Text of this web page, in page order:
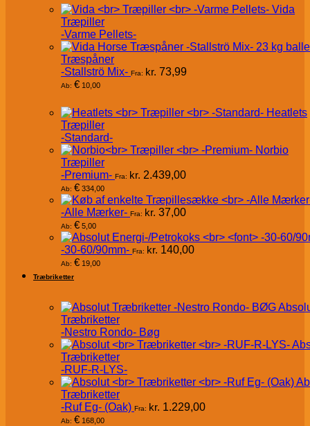
Vida
Træpiller
-Varme Pellets-
Træspåner
-Stallströ Mix- Fra: kr. 73,99
Ab: € 10,00
Heatlets
Træpiller
-Standard-
Norbio
Træpiller
-Premium- Fra: kr. 2.439,00
Ab: € 334,00
-Alle Mærker- Fra: kr. 37,00
Ab: € 5,00
-30-60/90mm- Fra: kr. 140,00
Ab: € 19,00
Træbriketter
Træbriketter
-Nestro Rondo- Bøg
Træbriketter
-RUF-R-LYS-
Træbriketter
-Ruf Eg- (Oak) Fra: kr. 1.229,00
Ab: € 168,00